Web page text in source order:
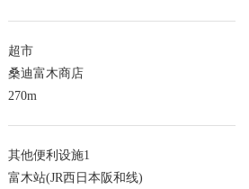
超市
桑迪富木商店
270m
其他便利设施1
富木站(JR西日本阪和线)